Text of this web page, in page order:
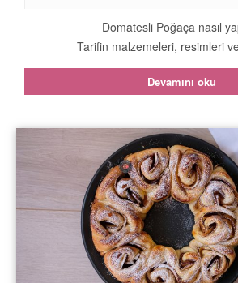
Domatesli Poğaça nasıl
Tarifin malzemeleri, resimleri ve
Devamını oku